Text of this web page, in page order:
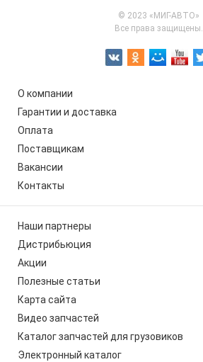
© 2023 «МИГ-АВТО»
Все права защищены.
О компании
Гарантии и доставка
Оплата
Поставщикам
Вакансии
Контакты
Наши партнеры
Дистрибьюция
Акции
Полезные статьи
Карта сайта
Видео запчастей
Каталог запчастей для грузовиков
Электронный каталог